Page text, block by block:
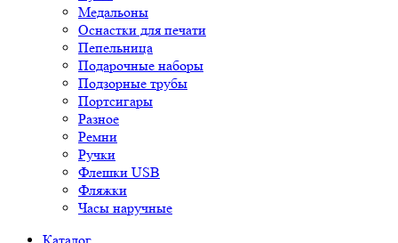
Медальоны
Оснастки для печати
Пепельница
Подарочные наборы
Подзорные трубы
Портсигары
Разное
Ремни
Ручки
Флешки USB
Фляжки
Часы наручные